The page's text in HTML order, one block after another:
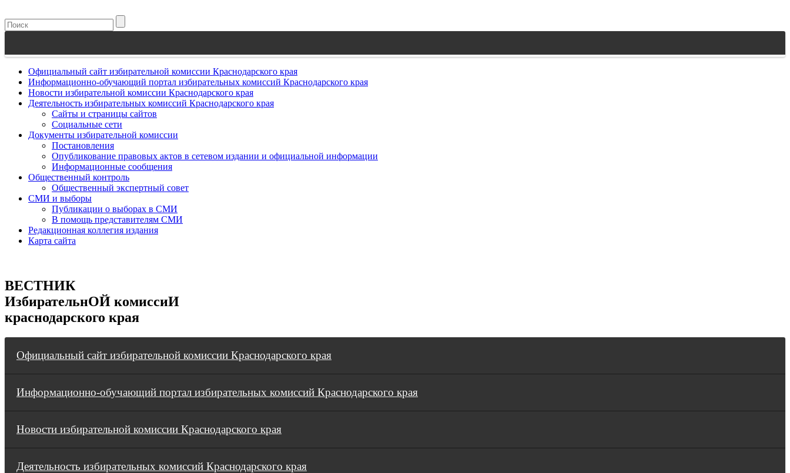
Официальный сайт избирательной комиссии Краснодарского края
Информационно-обучающий портал избирательных комиссий Краснодарского края
Новости избирательной комиссии Краснодарского края
Деятельность избирательных комиссий Краснодарского края
Сайты и страницы сайтов
Социальные сети
Документы избирательной комиссии
Постановления
Опубликование правовых актов в сетевом издании и официальной информации
Информационные сообщения
Общественный контроль
Общественный экспертный совет
СМИ и выборы
Публикации о выборах в СМИ
В помощь представителям СМИ
Редакционная коллегия издания
Карта сайта
ВЕСТНИК
ИзбирательнОЙ комиссиИ
краснодарского края
Официальный сайт избирательной комиссии Краснодарского края
Информационно-обучающий портал избирательных комиссий Краснодарского края
Новости избирательной комиссии Краснодарского края
Деятельность избирательных комиссий Краснодарского края